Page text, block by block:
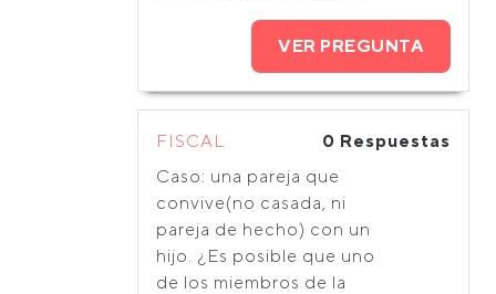
VER PREGUNTA
FISCAL
0 Respuestas
Caso: una pareja que
convive(no casada, ni
pareja de hecho) con un
hijo. ¿Es posible que uno
de los miembros de la